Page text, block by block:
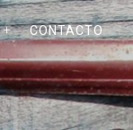
CONTACTO